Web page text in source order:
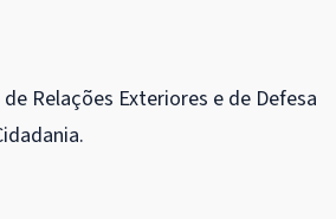
Relações Exteriores e de Defesa